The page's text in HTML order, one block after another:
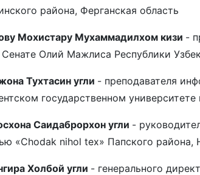
района, Ферганская область
Мохистару Мухаммадилхом кизи -
Олий Мажлиса Республики
Тухтасин угли - преподавателя
государственном университете
Саидаброрхон угли -
«Chodak nihol tex» Папского района,
Холбой угли - генерального